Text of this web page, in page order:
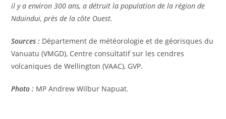
il y a environ 300 ans, a détruit la population de la région de
Nduindui, près de la côte Ouest.
Sources : Département de météorologie et de géorisques du
Vanuatu (VMGD), Centre consultatif sur les cendres
volcaniques de Wellington (VAAC), GVP.
Photo : MP Andrew Wilbur Napuat.